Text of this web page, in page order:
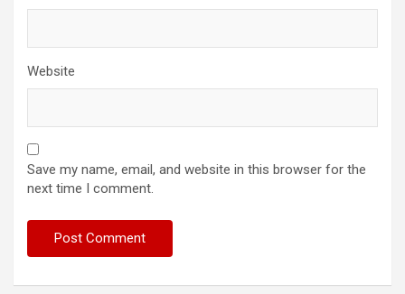
Website
Save my name, email, and website in this browser for the
next time I comment.